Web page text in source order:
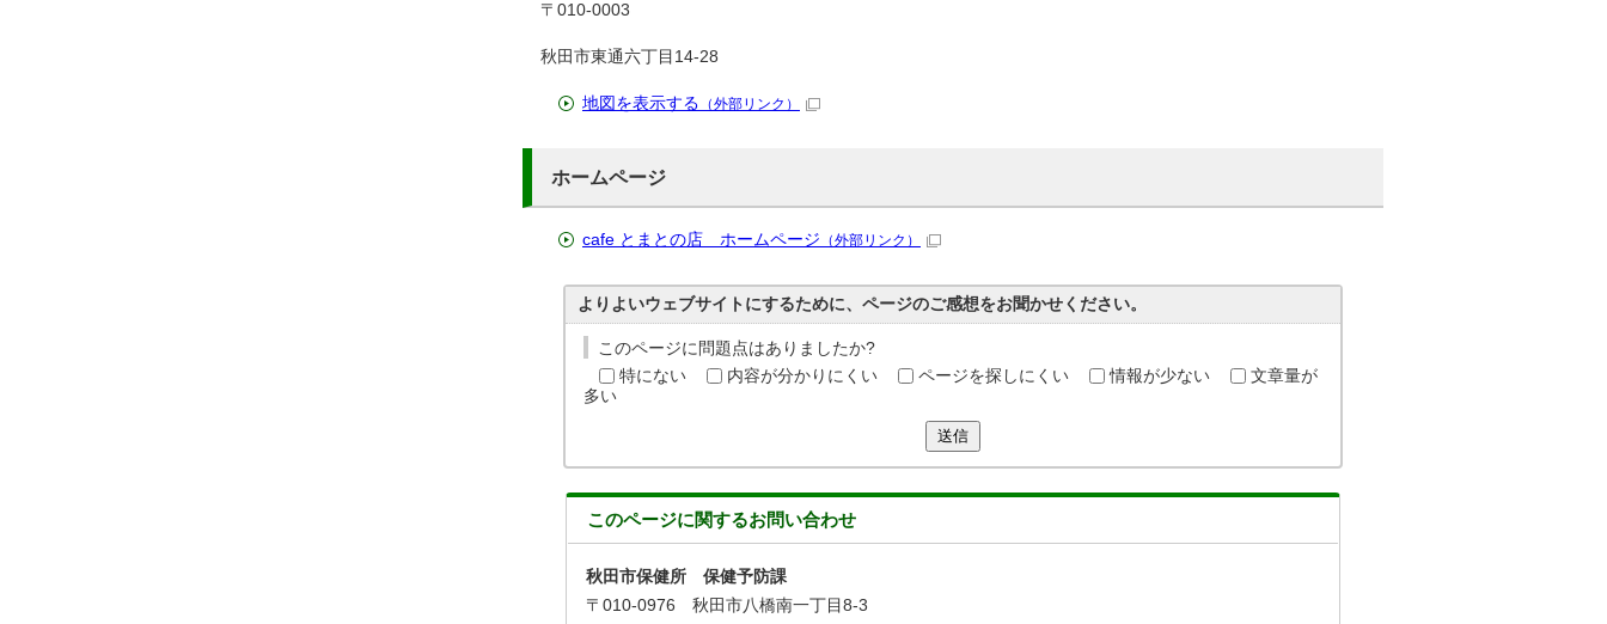
〒010-0003
秋田市東通六丁目14-28
地図を表示する （外部リンク）
ホームページ
cafe とまとの店 ホームページ （外部リンク）
よりよいウェブサイトにするために、ページのご感想をお聞かせください。
このページに問題点はありましたか?
特にない
内容が分かりにくい ページを探しにくい 情報が少ない
文章量が
多い
送信
このページに関するお問い合わせ
秋田市保健所 保健予防課
〒010-0976 秋田市八橋南一丁目8-3